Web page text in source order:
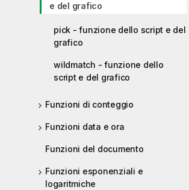
e del grafico
pick - funzione dello script e del
grafico
wildmatch - funzione dello
script e del grafico
Funzioni di conteggio
Funzioni data e ora
Funzioni del documento
Funzioni esponenziali e
logaritmiche